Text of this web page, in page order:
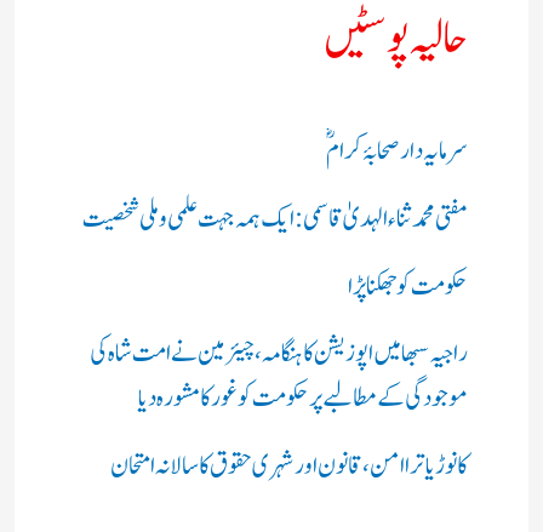
حالیہ پوسٹیں
سرمایہ دار صحابۂ کرامؓ
مفتی محمد ثناء الہدیٰ قاسمی: ایک ہمہ جہت علمی و ملی شخصیت
حکومت کو جھکنا پڑا
راجیہ سبھا میں اپوزیشن کا ہنگامہ، چیئرمین نے امت شاہ کی
موجودگی کے مطالبے پر حکومت کو غور کا مشورہ دیا
کانوڑ یاترا امن،قانون اور شہری حقوق کا سالانہ امتحان